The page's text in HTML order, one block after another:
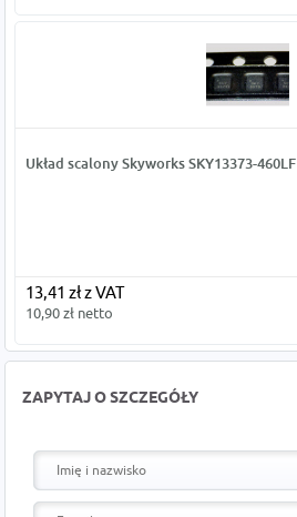
Układ scalony Skyworks SKY13373-460LF
13,41 zł z VAT
10,90 zł netto
ZAPYTAJ O SZCZEGÓŁY